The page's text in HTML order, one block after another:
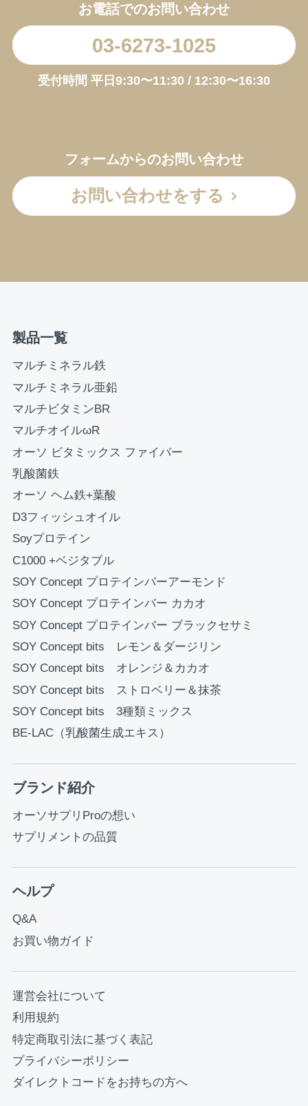
お電話でのお問い合わせ
03-6273-1025
受付時間 平日9:30〜11:30 / 12:30〜16:30
フォームからのお問い合わせ
お問い合わせをする
製品一覧
マルチミネラル鉄
マルチミネラル亜鉛
マルチビタミンBR
マルチオイルωR
オーソ ビタミックス ファイバー
乳酸菌鉄
オーソ ヘム鉄+葉酸
D3フィッシュオイル
Soyプロテイン
C1000 +ベジタブル
SOY Concept プロテインバーアーモンド
SOY Concept プロテインバー カカオ
SOY Concept プロテインバー ブラックセサミ
SOY Concept bits レモン＆ダージリン
SOY Concept bits オレンジ＆カカオ
SOY Concept bits ストロベリー＆抹茶
SOY Concept bits 3種類ミックス
BE-LAC（乳酸菌生成エキス）
ブランド紹介
オーソサプリProの想い
サプリメントの品質
ヘルプ
Q&A
お買い物ガイド
運営会社について
利用規約
特定商取引法に基づく表記
プライバシーポリシー
ダイレクトコードをお持ちの方へ